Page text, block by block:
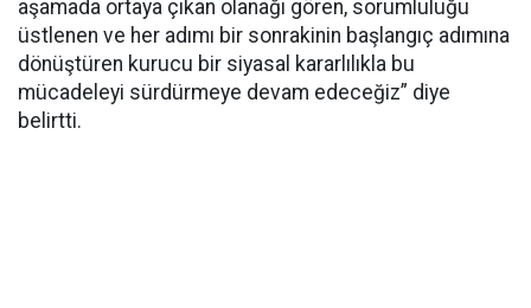
aşamada ortaya çıkan olanağı gören, sorumluluğu
üstlenen ve her adımı bir sonrakinin başlangıç adımına
dönüştüren kurucu bir siyasal kararlılıkla bu
mücadeleyi sürdürmeye devam edeceğiz” diye
belirtti.